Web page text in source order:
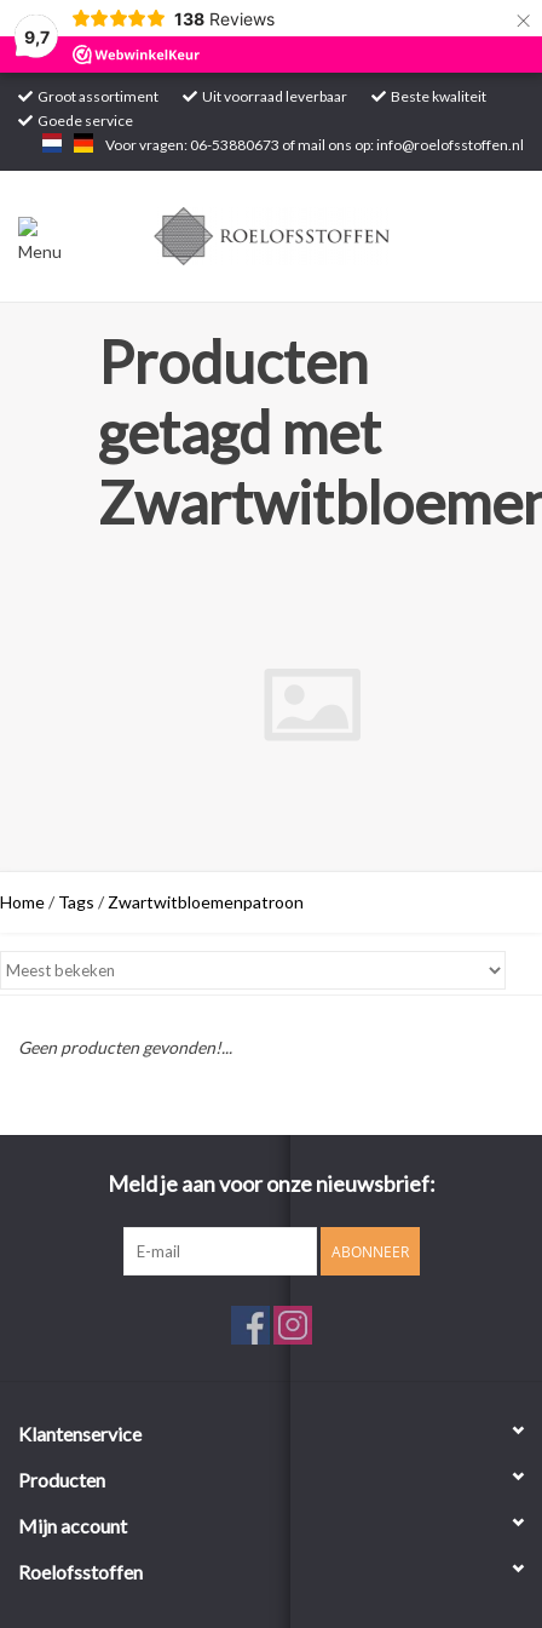
9,7
138 Reviews ×
Groot assortiment Uit voorraad leverbaar
Beste kwaliteit
Goede service
Voor vragen: 06-53880673 of mail ons op:info@roelofsstoffen.nl
Home
Producten
getagd met
Home/ Tags /Zwartwitbloemenpatroon
Geen producten gevonden!...
Meld je aan voor onze nieuwsbrief:
ABONNEER
Klantenservice
Producten
Mijn account
Roelofsstoffen